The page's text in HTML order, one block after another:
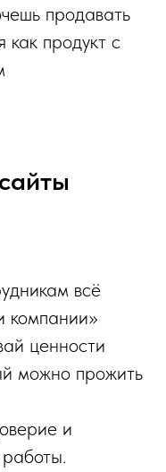
продавать
продукт с
всё
компании»
ценности
можно прожить
и